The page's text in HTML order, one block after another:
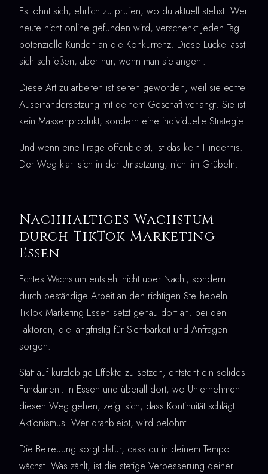
Es lohnt sich, ehrlich zu prüfen, wo du aktuell stehst. Wer
heute nicht online gefunden wird, verschenkt jeden Tag
potenzielle Kunden an die Konkurrenz. Diese Lücke lässt
sich schließen, aber nur, wenn man sie angeht.
Diese Art zu arbeiten ist selten geworden, weil sie echte
Auseinandersetzung mit deinem Geschäft verlangt. Sie ist
kein Massenprodukt, sondern eine individuelle Strategie.
Und wenn eine Frage offenbleibt, ist das kein Hindernis.
Der Weg klärt sich in der Umsetzung, nicht im Grübeln.
Nachhaltiges Wachstum
durch TikTok Marketing
Essen
Echtes Wachstum entsteht nicht über Nacht, sondern
durch beständige Arbeit an den richtigen Stellhebeln.
TikTok Marketing Essen setzt genau dort an: bei den
Faktoren, die langfristig für Sichtbarkeit und Anfragen
sorgen.
Statt auf kurzlebige Effekte zu setzen, entsteht ein solides
Fundament. In Essen und überall dort, wo Unternehmen
diesen Weg gehen, zeigt sich, dass Kontinuität schlägt
Aktionismus. Wer dranbleibt, wird belohnt.
Die Betreuung sorgt dafür, dass du in deinem Tempo
wächst. Was zählt, ist die stetige Verbesserung deiner